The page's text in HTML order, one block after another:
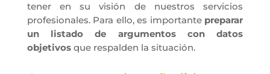
tener en su visión de nuestros servicios
profesionales. Para ello, es importante preparar
un listado de argumentos con datos
objetivos que respalden la situación.